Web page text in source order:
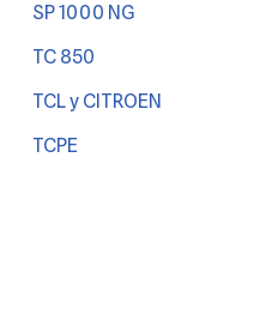
SP 1000 NG
TC 850
TCL y CITROEN
TCPE